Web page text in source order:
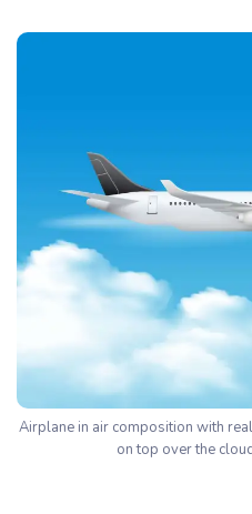
Airplane in air composition with
on top over the